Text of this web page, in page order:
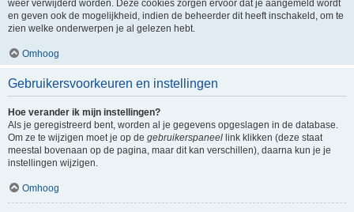
weer verwijderd worden. Deze cookies zorgen ervoor dat je aangemeld wordt
en geven ook de mogelijkheid, indien de beheerder dit heeft inschakeld, om te
zien welke onderwerpen je al gelezen hebt.
Omhoog
Gebruikersvoorkeuren en instellingen
Hoe verander ik mijn instellingen?
Als je geregistreerd bent, worden al je gegevens opgeslagen in de database.
Om ze te wijzigen moet je op de gebruikerspaneel link klikken (deze staat
meestal bovenaan op de pagina, maar dit kan verschillen), daarna kun je je
instellingen wijzigen.
Omhoog